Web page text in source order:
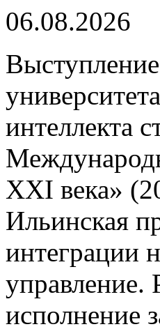
06.08.2026
интеллекта
XXI века»
Ильинская
интеграции
управление.
исполнение